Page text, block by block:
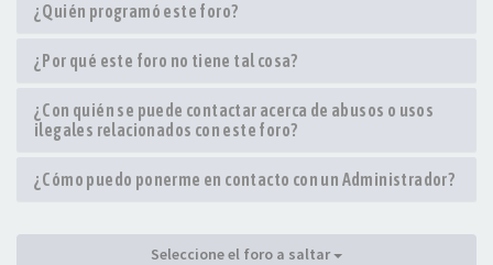
¿Quién programó este foro?
¿Por qué este foro no tiene tal cosa?
¿Con quién se puede contactar acerca de abusos o usos
ilegales relacionados con este foro?
¿Cómo puedo ponerme en contacto con un Administrador?
Seleccione el foro a saltar